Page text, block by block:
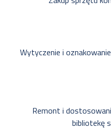
Wytyczenie i
Remont i
bibliotekę